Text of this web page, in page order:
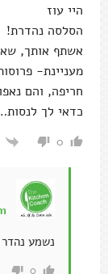
היי עוז
הסלסה נהדרת!
אשתף אותך,
מעניינת-
חריפה, והם
כדאי לך
0
נשמע
0